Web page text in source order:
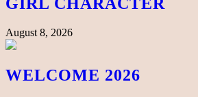
August 8, 2026
WELCOME 2026